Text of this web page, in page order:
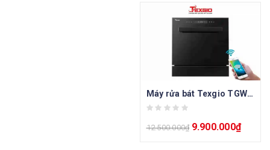
Máy rửa bát Texgio TGWFD78GB
12.500.000₫ 9.900.000₫